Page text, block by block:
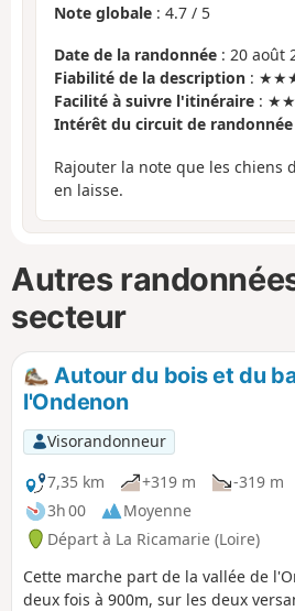
Note globale : 4.7 / 5
Date de la randonnée : 20 août
Fiabilité de la description :
Facilité à suivre l'itinéraire :
Intérêt du circuit de randonnée
Rajouter la note que les chiens
en laisse.
Autres
secteur
Autour du bois et du
l'Ondenon
Visorandonneur
7,35 km
+319 m
-319 m
3h 00
Moyenne
Départ à La Ricamarie (Loire)
Cette marche part de la vallée de
deux fois à 900m, sur les deux